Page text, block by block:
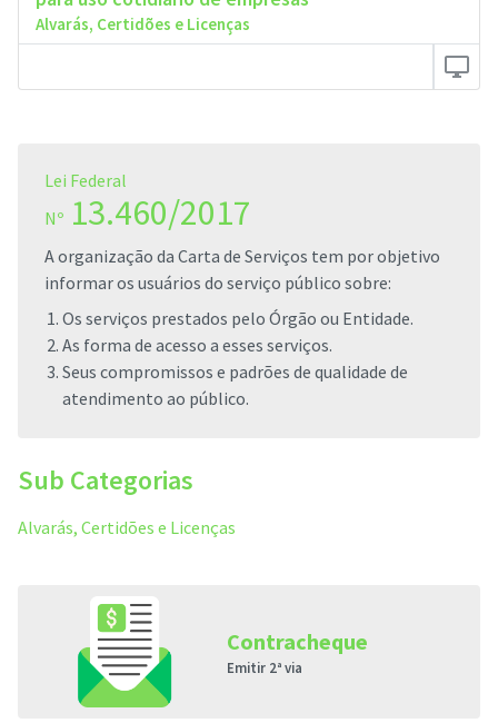
Alvarás, Certidões e Licenças
desktop_windows
Lei Federal
Nº 13.460/2017
A organização da Carta de Serviços tem por objetivo
informar os usuários do serviço público sobre:
Os serviços prestados pelo Órgão ou Entidade.
As forma de acesso a esses serviços.
Seus compromissos e padrões de qualidade de
atendimento ao público.
Sub Categorias
Alvarás, Certidões e Licenças
Contracheque
Emitir 2ª via